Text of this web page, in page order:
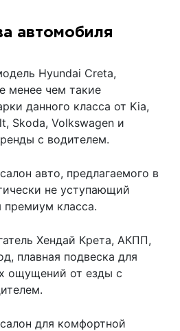
автомобиля
Hyundai Creta,
менее чем такие
данного класса от Kia,
Skoda, Volkswagen и
с водителем.
авто, предлагаемого в
не уступающий
класса.
Хендай Крета, АКПП,
плавная подвеска для
ощущений от езды с
для комфортной